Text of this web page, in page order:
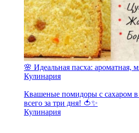
🌸 Идеальная пасха: ароматная,
Кулинария
Квашеные помидоры с сахаром в
всего за три дня! 🍅✨
Кулинария